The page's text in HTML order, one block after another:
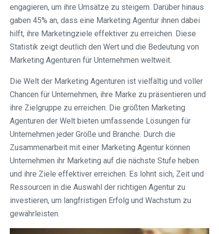
engagieren, um ihre Umsätze zu steigern. Darüber hinaus
gaben 45% an, dass eine Marketing Agentur ihnen dabei
hilft, ihre Marketingziele effektiver zu erreichen. Diese
Statistik zeigt deutlich den Wert und die Bedeutung von
Marketing Agenturen für Unternehmen weltweit.
Die Welt der Marketing Agenturen ist vielfältig und voller
Chancen für Unternehmen, ihre Marke zu präsentieren und
ihre Zielgruppe zu erreichen. Die größten Marketing
Agenturen der Welt bieten umfassende Lösungen für
Unternehmen jeder Größe und Branche. Durch die
Zusammenarbeit mit einer Marketing Agentur können
Unternehmen ihr Marketing auf die nächste Stufe heben
und ihre Ziele effektiver erreichen. Es lohnt sich, Zeit und
Ressourcen in die Auswahl der richtigen Agentur zu
investieren, um langfristigen Erfolg und Wachstum zu
gewährleisten.